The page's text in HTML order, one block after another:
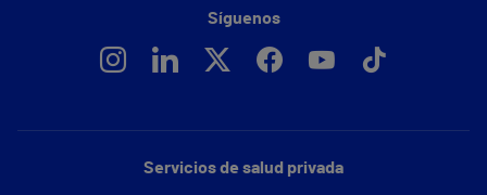
Servicios de salud privada
Síguenos